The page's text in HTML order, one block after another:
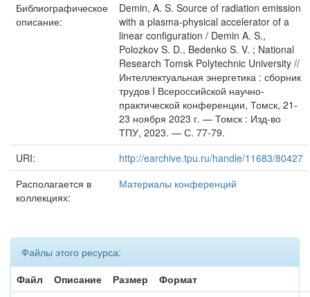
Библиографическое
описание:
Demin, A. S. Source of radiation emission
with a plasma-physical accelerator of a
linear configuration / Demin A. S.,
Polozkov S. D., Bedenko S. V. ; National
Research Tomsk Polytechnic University //
Интеллектуальная энергетика : сборник
трудов I Всероссийской научно-
практической конференции, Томск, 21-
23 ноября 2023 г. — Томск : Изд-во
ТПУ, 2023. — С. 77-79.
URI:
http://earchive.tpu.ru/handle/11683/80427
Располагается в
коллекциях:
Материалы конференций
Файлы этого ресурса:
Файл
Описание Размер
Формат